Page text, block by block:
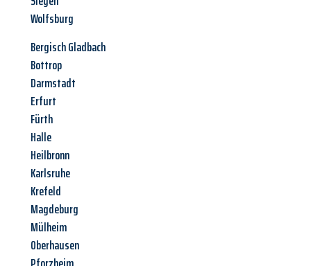
Wolfsburg
Bergisch Gladbach
Bottrop
Darmstadt
Erfurt
Fürth
Halle
Heilbronn
Karlsruhe
Krefeld
Magdeburg
Mülheim
Oberhausen